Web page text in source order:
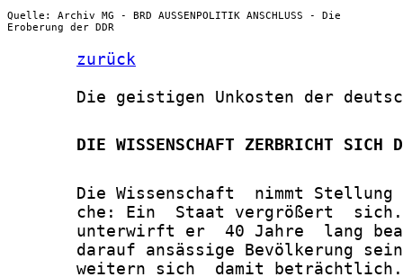
Quelle: Archiv MG - BRD AUSSENPOLITIK ANSCHLUSS - Die
Eroberung der DDR
zurück
Die geistigen Unkosten der
DIE WISSENSCHAFT ZERBRICHT SICH